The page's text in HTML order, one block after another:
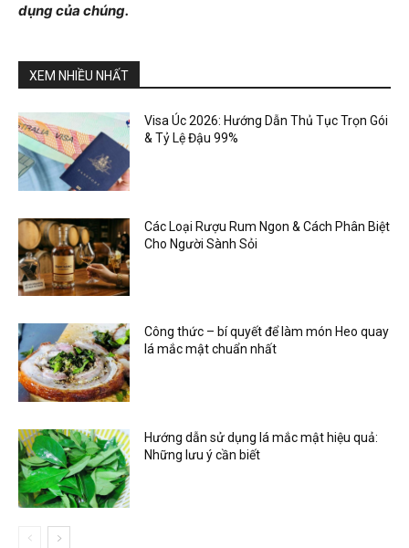
dụng của chúng.
XEM NHIỀU NHẤT
Visa Úc 2026: Hướng Dẫn Thủ Tục Trọn Gói
& Tỷ Lệ Đậu 99%
Các Loại Rượu Rum Ngon & Cách Phân Biệt
Cho Người Sành Sỏi
Công thức – bí quyết để làm món Heo quay
lá mắc mật chuẩn nhất
Hướng dẫn sử dụng lá mắc mật hiệu quả:
Những lưu ý cần biết